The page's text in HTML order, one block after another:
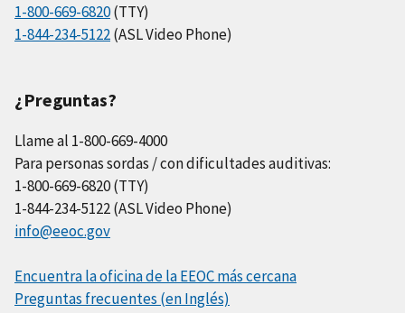
1-800-669-6820(TTY)
1-844-234-5122(ASL Video Phone)
¿Preguntas?
Llame al 1-800-669-4000
Para personas sordas / con dificultades auditivas:
1-800-669-6820 (TTY)
1-844-234-5122 (ASL Video Phone)
info@eeoc.gov
Encuentra la oficina de la EEOC más cercana
Preguntas frecuentes (en Inglés)